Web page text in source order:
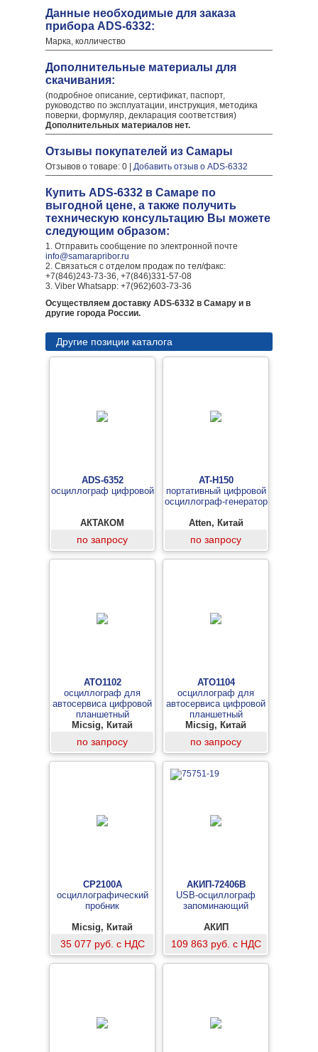
Данные необходимые для заказа
прибора ADS-6332:
Марка, колличество
Дополнительные материалы для
скачивания:
(подробное описание, сертификат, паспорт,
руководство по эксплуатации, инструкция, методика
поверки, формуляр, декларация соответствия)
Дополнительных материалов нет.
Отзывы покупателей из Самары
Отзывов о товаре: 0 | Добавить отзыв о ADS-6332
Купить ADS-6332 в Самаре по
выгодной цене, а также получить
техническую консультацию Вы можете
следующим образом:
1. Отправить сообщение по электронной почте
info@samarapribor.ru
2. Связаться с отделом продаж по тел/факс:
+7(846)243-73-36, +7(846)331-57-08
3. Viber Whatsapp: +7(962)603-73-36
Осуществляем доставку ADS-6332 в Самару и в
другие города России.
Другие позиции каталога
ADS-6352
осциллограф цифровой
АКТАКОМ
по запросу
AT-H150
портативный цифровой
осциллограф-генератор
Atten, Китай
по запросу
ATO1102
осциллограф для
автосервиса цифровой
планшетный
Micsig, Китай
по запросу
ATO1104
осциллограф для
автосервиса цифровой
планшетный
Micsig, Китай
по запросу
CP2100A
осциллографический
пробник
Micsig, Китай
35 077 руб. с НДС
АКИП-72406B
USB-осциллограф
запоминающий
АКИП
109 863 руб. с НДС